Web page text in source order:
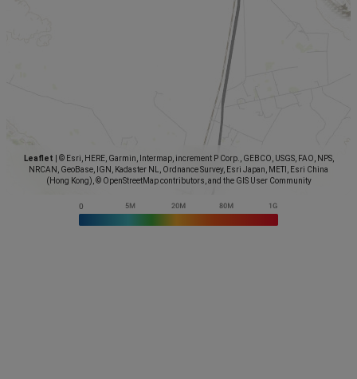
Leaflet
© Esri, HERE, Garmin, Intermap, increment P Corp., GEBCO, USGS, FAO, NPS,
NRCAN, GeoBase, IGN, Kadaster NL, Ordnance Survey, Esri Japan, METI, Esri China
(Hong Kong), © OpenStreetMap contributors, and the GIS User Community